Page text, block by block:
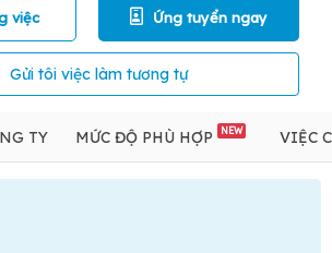
việc Ứng tuyển ngay
Gửi tôi việc làm tương tự
TY MỨC ĐỘ PHÙ HỢP NEW VIỆC